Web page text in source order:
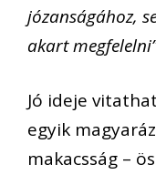
józanságához,
akart
Jó ideje
egyik
makacsság –